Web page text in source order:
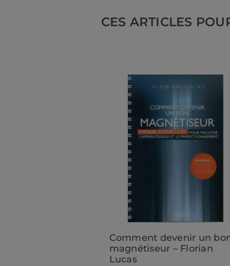
CES ARTICLES
Comment devenir un
magnétiseur – Florian
Lucas